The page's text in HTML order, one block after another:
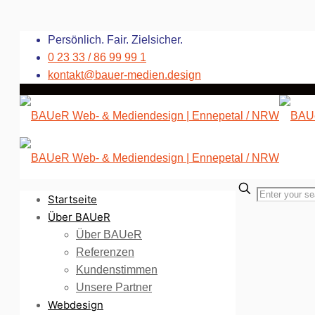
Persönlich. Fair. Zielsicher.
0 23 33 / 86 99 99 1
kontakt@bauer-medien.design
Startseite
Über BAUeR
Über BAUeR
Referenzen
Kundenstimmen
Unsere Partner
Webdesign